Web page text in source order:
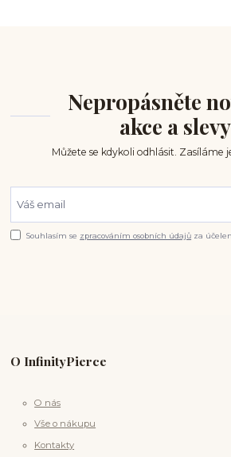
Nepropásněte
akce a
Můžete se kdykoli odhlásit. Zasíláme
Souhlasím se zpracováním osobních údajů za
O InfinityPierce
O nás
Vše o nákupu
Kontakty